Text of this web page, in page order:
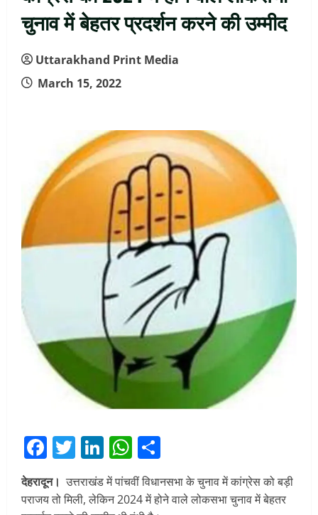
चुनाव में बेहतर प्रदर्शन करने की उम्मीद
Uttarakhand Print Media
March 15, 2022
Facebook
Twitter
LinkedIn
WhatsApp
देहरादून। उत्तराखंड में पांचवीं विधानसभा के चुनाव में कांग्रेस को बड़ी
पराजय तो मिली, लेकिन 2024 में होने वाले लोकसभा चुनाव में बेहतर